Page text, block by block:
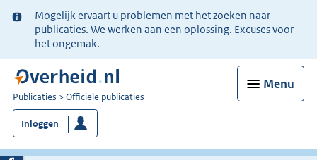
Ter
informatie:
Mogelijk ervaart u problemen met het zoeken naar
publicaties. We werken aan een oplossing. Excuses voor
het ongemak.
Menu
U
bent
nu
hier:
Publicaties Officiële publicaties
Inloggen